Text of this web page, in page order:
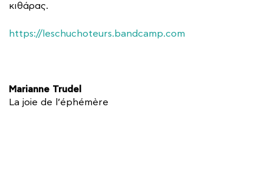
κιθάρας.
https://leschuchoteurs.bandcamp.com
Marianne Trudel
La joie de l’éphémère